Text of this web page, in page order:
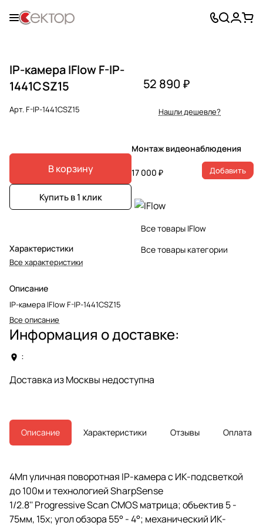
IP-камера IFlow F-IP-
1441CSZ15
Арт.F-IP-1441CSZ15
В корзину
Купить в 1 клик
Характеристики
Все характеристики
Описание
IP-камера IFlow F-IP-1441CSZ15
Все описание
52 890 ₽
Нашли дешевле?
Монтаж видеонаблюдения
17 000 ₽ Добавить
Все товары IFlow
Все товары категории
Информация о доставке:
:
Доставка из Москвы недоступна
Описание Характеристики Отзывы Оплата
4Мп уличная поворотная IP-камера с ИК-подсветкой
до 100м и технологией SharpSense
1/2.8'' Progressive Scan CMOS матрица; объектив 5 -
75мм, 15x; угол обзора 55° - 4°; механический ИК-